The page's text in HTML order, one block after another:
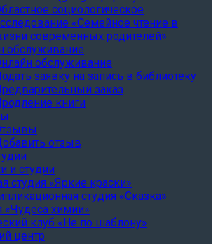
социологическое
«Семейное чтение в
современных родителей»
обслуживание
обслуживание
заявку на запись в библиотеку
заказ
книги
отзыв
и студии
студия «Яркие краски»
студия «Сказка»
«Чудеса химии»
клуб «Не по шаблону»
центр